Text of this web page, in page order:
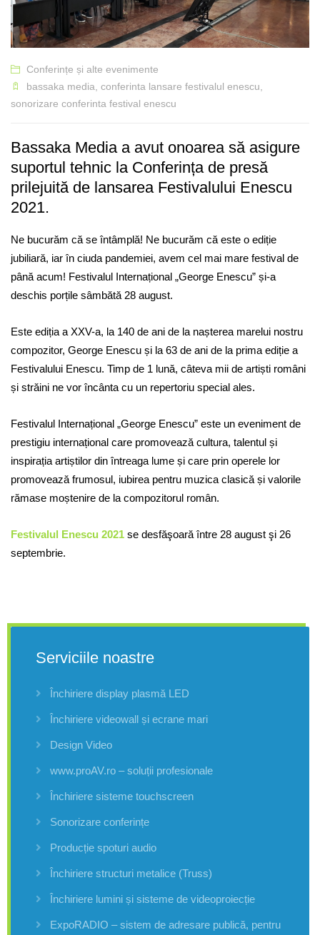
Conferințe și alte evenimente
bassaka media conferinta lansare festivalul enescu
sonorizare conferinta festival enescu
Bassaka Media a avut onoarea să asigure
suportul tehnic la Conferința de presă
prilejuită de lansarea Festivalului Enescu
2021.
Ne bucurăm că se întâmplă! Ne bucurăm că este o ediție
jubiliară, iar în ciuda pandemiei, avem cel mai mare festival de
până acum! Festivalul Internațional „George Enescu” și-a
deschis porțile sâmbătă 28 august.
Este ediția a XXV-a, la 140 de ani de la nașterea marelui nostru
compozitor, George Enescu și la 63 de ani de la prima ediție a
Festivalului Enescu. Timp de 1 lună, câteva mii de artiști români
și străini ne vor încânta cu un repertoriu special ales.
Festivalul Internațional „George Enescu” este un eveniment de
prestigiu internațional care promovează cultura, talentul și
inspirația artiștilor din întreaga lume și care prin operele lor
promovează frumosul, iubirea pentru muzica clasică și valorile
rămase moștenire de la compozitorul român.
Festivalul Enescu 2021 se desfăşoară între 28 august şi 26
septembrie.
Serviciile noastre
Închiriere display plasmă LED
Închiriere videowall și ecrane mari
Design Video
www.proAV.ro – soluții profesionale
Închiriere sisteme touchscreen
Sonorizare conferințe
Producție spoturi audio
Închiriere structuri metalice (Truss)
Închiriere lumini și sisteme de videoproiecție
ExpoRADIO – sistem de adresare publică, pentru